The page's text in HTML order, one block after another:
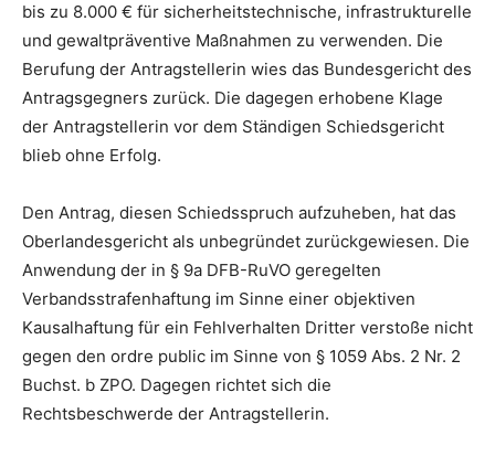
bis zu 8.000 € für sicherheitstechnische, infrastrukturelle
und gewaltpräventive Maßnahmen zu verwenden. Die
Berufung der Antragstellerin wies das Bundesgericht des
Antragsgegners zurück. Die dagegen erhobene Klage
der Antragstellerin vor dem Ständigen Schiedsgericht
blieb ohne Erfolg.
Den Antrag, diesen Schiedsspruch aufzuheben, hat das
Oberlandesgericht als unbegründet zurückgewiesen. Die
Anwendung der in § 9a DFB-RuVO geregelten
Verbandsstrafenhaftung im Sinne einer objektiven
Kausalhaftung für ein Fehlverhalten Dritter verstoße nicht
gegen den ordre public im Sinne von § 1059 Abs. 2 Nr. 2
Buchst. b ZPO. Dagegen richtet sich die
Rechtsbeschwerde der Antragstellerin.